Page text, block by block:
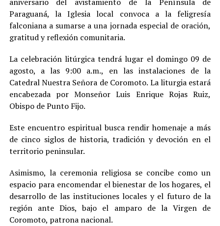
Paraguaná, la Iglesia local convoca a la feligresía
falconiana a sumarse a una jornada especial de oración,
gratitud y reflexión comunitaria.
La celebración litúrgica tendrá lugar el domingo 09 de
agosto, a las 9:00 a.m., en las instalaciones de la
Catedral Nuestra Señora de Coromoto. La liturgia estará
encabezada por Monseñor Luis Enrique Rojas Ruiz,
Obispo de Punto Fijo.
Este encuentro espiritual busca rendir homenaje a más
de cinco siglos de historia, tradición y devoción en el
territorio peninsular.
Asimismo, la ceremonia religiosa se concibe como un
espacio para encomendar el bienestar de los hogares, el
desarrollo de las instituciones locales y el futuro de la
región ante Dios, bajo el amparo de la Virgen de
Coromoto, patrona nacional.